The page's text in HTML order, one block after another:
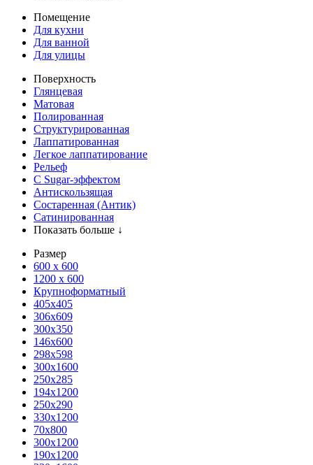
Помещение
Для кухни
Для ванной
Для улицы
Поверхность
Глянцевая
Матовая
Полированная
Структурированная
Лаппатированная
Легкое лаппатирование
Рельеф
С Sugar-эффектом
Антискользящая
Состаренная (Антик)
Сатинированная
Показать больше ↓
Размер
600 х 600
1200 х 600
Крупноформатный
405x405
306x609
300x350
146x600
298x598
300x1600
250x285
194x1200
250x290
330x1200
70x800
300x1200
190x1200